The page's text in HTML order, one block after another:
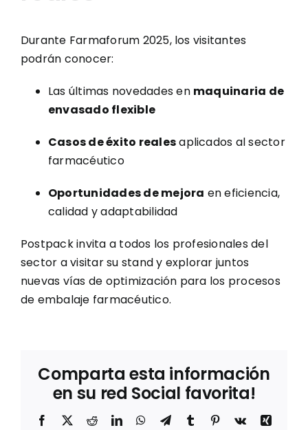
Durante Farmaforum 2025, los visitantes
podrán conocer:
Las últimas novedades en maquinaria de
envasado flexible
Casos de éxito realesaplicados al sector
farmacéutico
Oportunidades de mejora en eficiencia,
calidad y adaptabilidad
Postpack invita a todos los profesionales del
sector a visitar su stand y explorar juntos
nuevas vías de optimización para los procesos
de embalaje farmacéutico.
Comparta esta información
en su red Social favorita!
Facebook
X RedditLinkedInWhatsApp
TelegramTumblr Pinterest
Vk
Xing